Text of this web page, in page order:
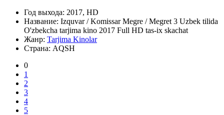
Год выхода: 2017, HD
Название: Izquvar / Komissar Megre / Megret 3 Uzbek tilida
O'zbekcha tarjima kino 2017 Full HD tas-ix skachat
Жанр: Tarjima Kinolar
Страна: AQSH
0
1
2
3
4
5